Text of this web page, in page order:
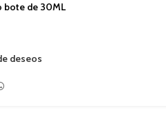
bote de 30ML
deseos